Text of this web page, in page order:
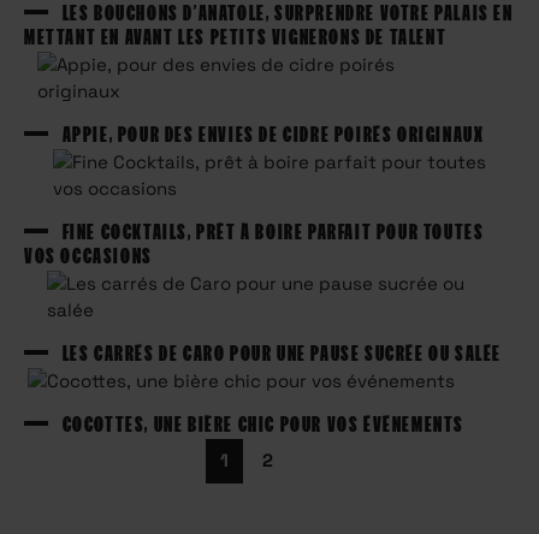
LES BOUCHONS D’ANATOLE, SURPRENDRE VOTRE PALAIS EN
METTANT EN AVANT LES PETITS VIGNERONS DE TALENT
APPIE, POUR DES ENVIES DE CIDRE POIRÉS ORIGINAUX
FINE COCKTAILS, PRÊT À BOIRE PARFAIT POUR TOUTES
VOS OCCASIONS
LES CARRÉS DE CARO POUR UNE PAUSE SUCRÉE OU SALÉE
COCOTTES, UNE BIÈRE CHIC POUR VOS ÉVÉNEMENTS
1 2